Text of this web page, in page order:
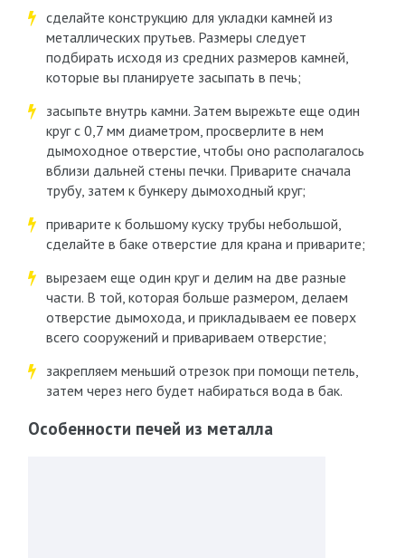
сделайте конструкцию для укладки камней из
металлических прутьев. Размеры следует
подбирать исходя из средних размеров камней,
которые вы планируете засыпать в печь;
засыпьте внутрь камни. Затем вырежьте еще один
круг с 0,7 мм диаметром, просверлите в нем
дымоходное отверстие, чтобы оно располагалось
вблизи дальней стены печки. Приварите сначала
трубу, затем к бункеру дымоходный круг;
приварите к большому куску трубы небольшой,
сделайте в баке отверстие для крана и приварите;
вырезаем еще один круг и делим на две разные
части. В той, которая больше размером, делаем
отверстие дымохода, и прикладываем ее поверх
всего сооружений и привариваем отверстие;
закрепляем меньший отрезок при помощи петель,
затем через него будет набираться вода в бак.
Особенности печей из металла